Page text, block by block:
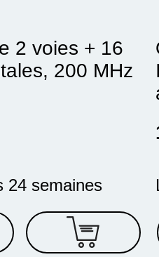
2 voies + 16
200 MHz
24 semaines